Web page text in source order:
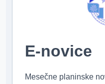
E-novice
Mesečne planinske